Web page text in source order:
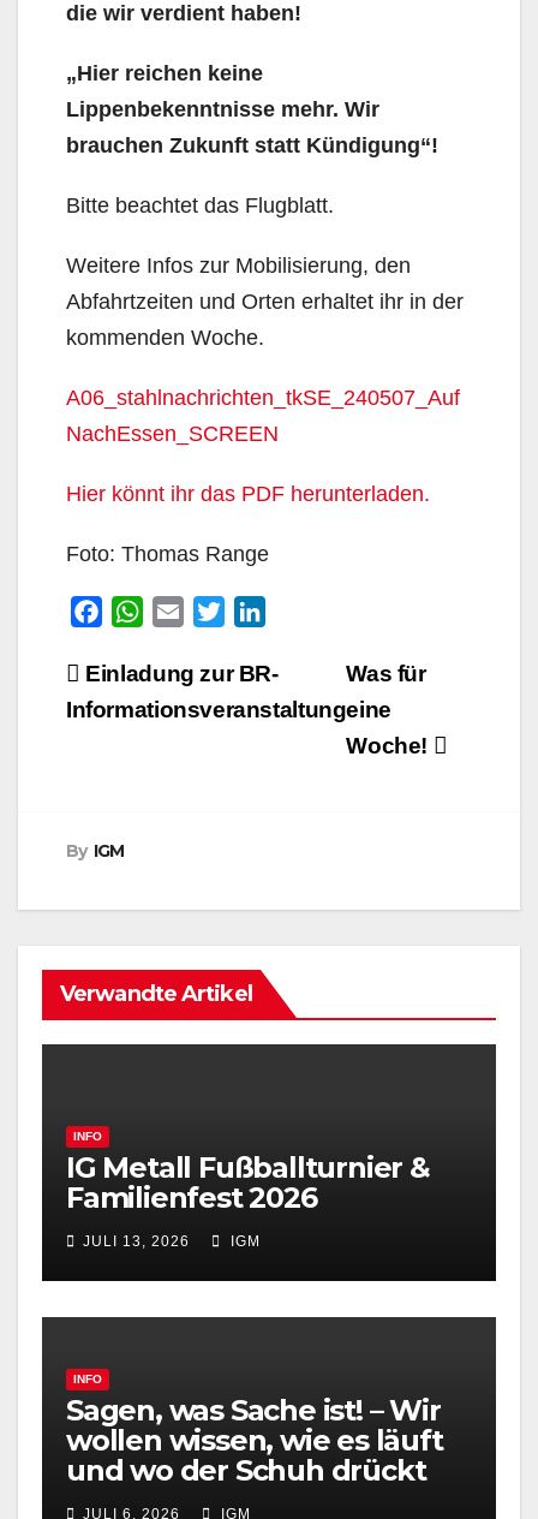
die wir verdient haben!
„Hier reichen keine
Lippenbekenntnisse mehr. Wir
brauchen Zukunft statt Kündigung“!
Bitte beachtet das Flugblatt.
Weitere Infos zur Mobilisierung, den
Abfahrtzeiten und Orten erhaltet ihr in der
kommenden Woche.
A06_stahlnachrichten_tkSE_240507_Auf
NachEssen_SCREEN
Hier könnt ihr das PDF herunterladen.
Foto: Thomas Range
c
e
W
a
t
a
i
i
t
n
k
Beitragsnavigation
Was für
eine
Woche!
Einladung zur BR-
Informationsveranstaltung
By IGM
Verwandte Artikel
INFO
IG Metall Fußballturnier &
Familienfest 2026
JULI 13, 2026 IGM
INFO
Sagen, was Sache ist! – Wir
wollen wissen, wie es läuft
und wo der Schuh drückt
JULI 6, 2026 IGM